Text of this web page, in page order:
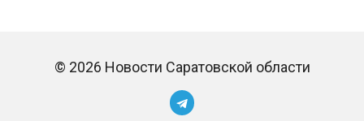
© 2026 Новости Саратовской области